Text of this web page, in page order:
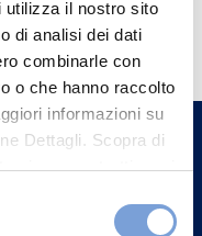
utilizza il nostro sito
di analisi dei dati
combinarle con
o che hanno raccolto
informazioni su
Dettagli. Scopra di
e come trattiamo i
"Informativa
te e parla con